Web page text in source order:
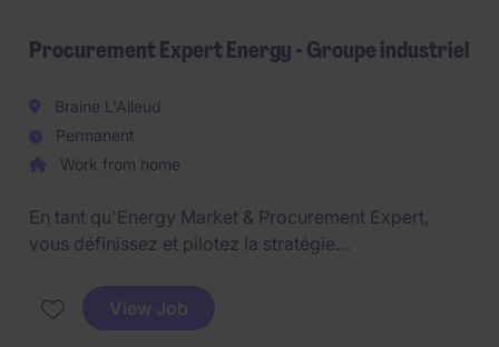
performance opérationnelle du site. Une fonction
Procurement Expert Energy - Groupe industriel
Braine L'Alleud
Permanent
Work from home
En tant qu'Energy Market & Procurement Expert,
vous définissez et pilotez la stratégie
en gérant les marchés, les fournisseurs, les contrats
et les risques associés. Vous accompagnez le
View Job